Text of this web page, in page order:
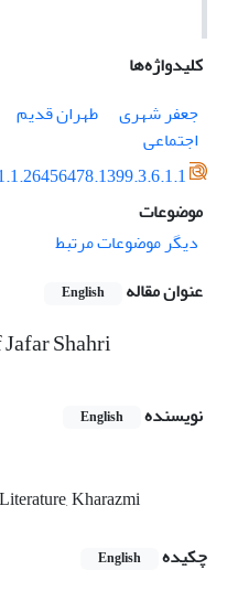
کلیدواژه‌ها
جعفر شهری
طهران قدیم
اجتماعی
موضوعات
دیگر موضوعات مرتبط
عنوان مقاله
English
Shahri
نویسنده English
Kharazmi
چکیده
English